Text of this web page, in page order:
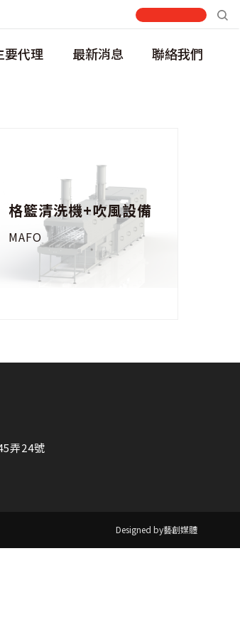
要代理 最新消息 聯絡我們
格籃清洗機+吹風設備
MAFO
弄24號
Designed by藝創媒體